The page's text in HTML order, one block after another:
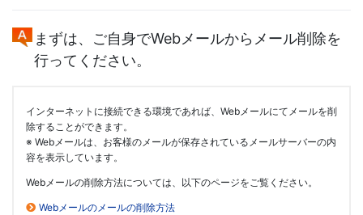
まずは、ご自身でWebメールからメール削除を
行ってください。
インターネットに接続できる環境であれば、Webメールにてメールを削
除することができます。
※ Webメールは、お客様のメールが保存されているメールサーバーの内
容を表示しています。
Webメールの削除方法については、以下のページをご覧ください。
Webメールのメールの削除方法